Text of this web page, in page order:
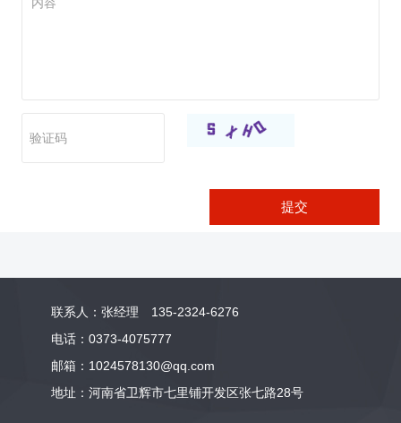
提交
联系人：张经理 135-2324-6276
电话：0373-4075777
邮箱：1024578130@qq.com
地址：河南省卫辉市七里铺开发区张七路28号